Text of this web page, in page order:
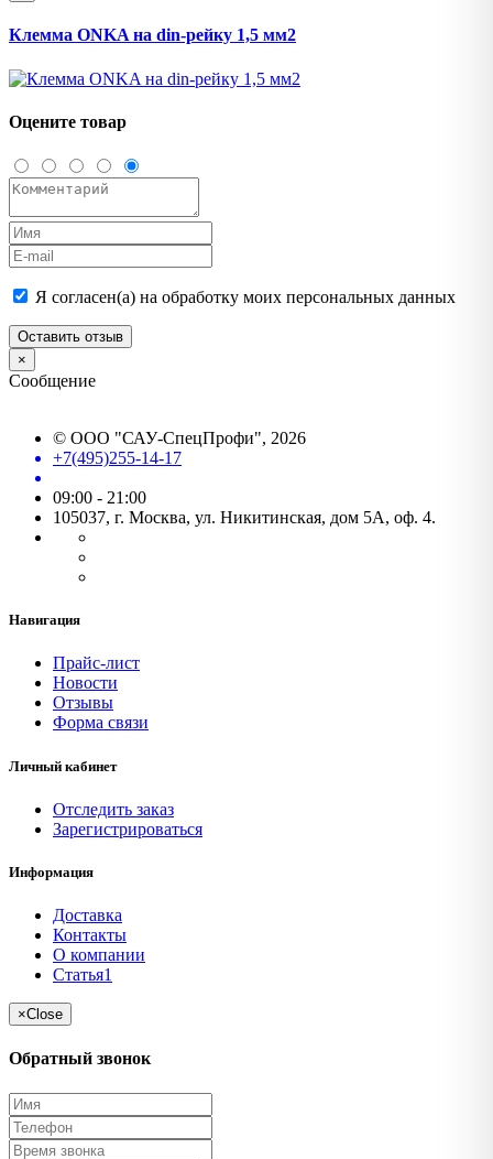
Клемма ONKA на din-рейку 1,5 мм2
Оцените товар
Я согласен(а) на обработку моих персональных данных
Оставить отзыв
×
Сообщение
© ООО "САУ-СпецПрофи", 2026
+7(495)255-14-17
09:00 - 21:00
105037, г. Москва, ул. Никитинская, дом 5А, оф. 4.
Навигация
Прайс-лист
Новости
Отзывы
Форма связи
Личный кабинет
Отследить заказ
Зарегистрироваться
Информация
Доставка
Контакты
О компании
Статья1
×Close
Обратный звонок